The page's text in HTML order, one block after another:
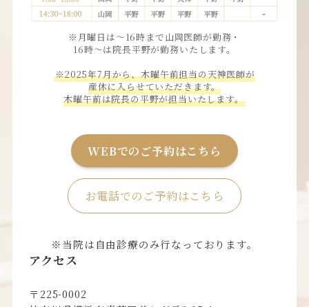
※月曜日は〜16時まで山岡医師が勤務・
16時〜は院長平野が勤務いたします。
※2025年7月から、木曜午前担当の天神医師が
産休に入らせていただきます。
木曜午前は院長の平野が担当いたします。
WEBでのご予約はこちら
お電話でのご予約はこちら
※当院は自由診療のみ行なっております。
アクセス
〒225-0002